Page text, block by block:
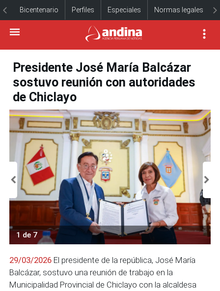
Bicentenario Perfiles Especiales Normas legales
Presidente José María Balcázar
sostuvo reunión con autoridades
de Chiclayo
1 de 7
29/03/2026 El presidente de la república, José María
Balcázar, sostuvo una reunión de trabajo en la
Municipalidad Provincial de Chiclayo con la alcaldesa